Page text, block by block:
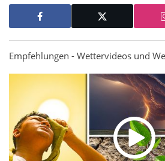
Empfehlungen - Wettervideos und